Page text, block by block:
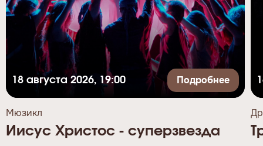
18 августа 2026, 19:00 Подробнее
Мюзикл
Иисус Христос - суперзвезда